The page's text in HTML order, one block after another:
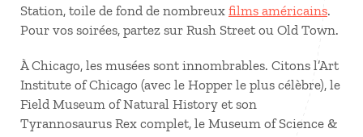
Station, toile de fond de nombreux films américains.
Pour vos soirées, partez sur Rush Street ou Old Town.
À Chicago, les musées sont innombrables. Citons l’Art
Institute of Chicago (avec le Hopper le plus célèbre), le
Field Museum of Natural History et son
Tyrannosaurus Rex complet, le Museum of Science &